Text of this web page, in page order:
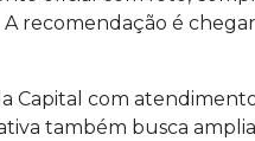
recomendação é
Capital com
também busca